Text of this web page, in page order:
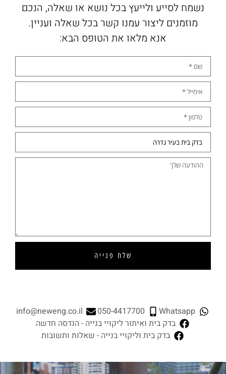
נשמח לסייע ולייעץ בכל נושא או שאלה, הנכם
מוזמנים ליצור עמנו קשר בכל שאלה ועניין.
אנא מלאו את הטופס הבא:
שלח פנייה
Whatsapp
050-4417700
info@neweng.co.il
בדק בית ואיתור ליקויי בנייה - הנדסה חדשה
בדק בית וליקויי בנייה - שאלות ותשובות